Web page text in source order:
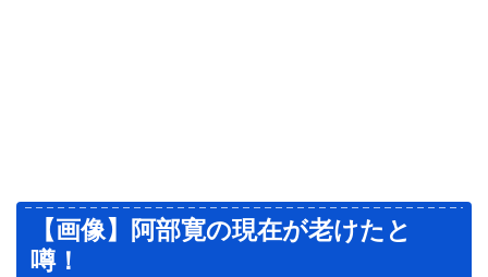
【画像】阿部寛の現在が老けたと
噂！